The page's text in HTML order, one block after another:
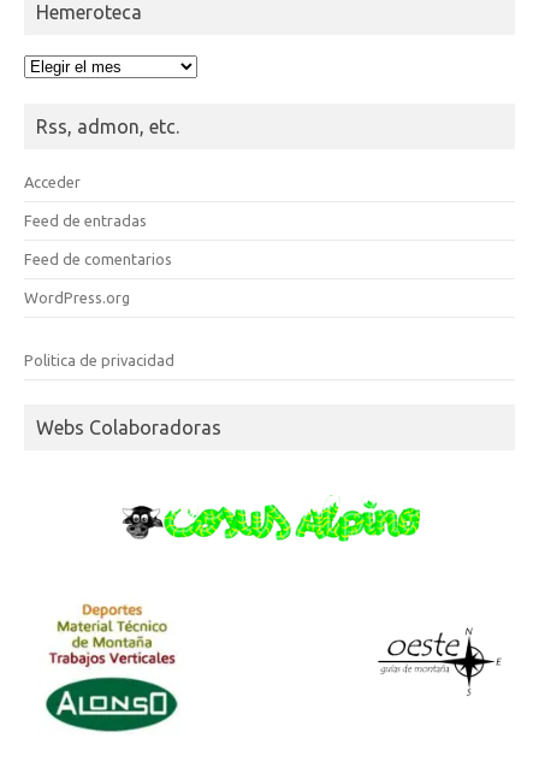
Hemeroteca
Hemeroteca
Rss, admon, etc.
Acceder
Feed de entradas
Feed de comentarios
WordPress.org
Politica de privacidad
Webs Colaboradoras